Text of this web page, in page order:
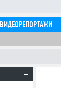
ВИДЕОРЕПОРТАЖИ